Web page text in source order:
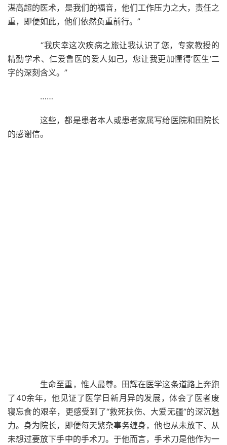
湛高超的医术，是我们的福音，他们工作压力之大，责任之
重，即便如此，他们依然负重前行。”
“我庆幸这次疾病之旅让我认识了您，专家教授的
精勤学术、仁爱鲁医的爱人如己，您让我更加懂得‘医生’二
字的深刻含义。”
……
这些，都是患者本人或患者家属写给医院和田院长
的感谢信。
生命至重，惟人最尊。田辉在医学这条道路上奔跑
了40余年，他见证了医学日新月异的发展，体会了医者废
寝忘食的艰辛，更感受到了“救死扶伤、大爱无疆”的深沉魅
力。身为院长，即便每天繁杂事务缠身，他也从未放下、从
未想过要放下手中的手术刀。于他而言，手术刀是他作为一